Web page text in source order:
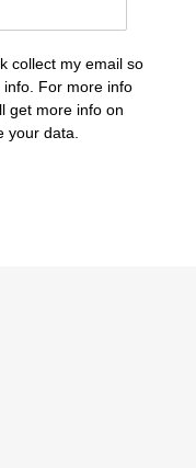
collect my email so
For more info
get more info on
your data.